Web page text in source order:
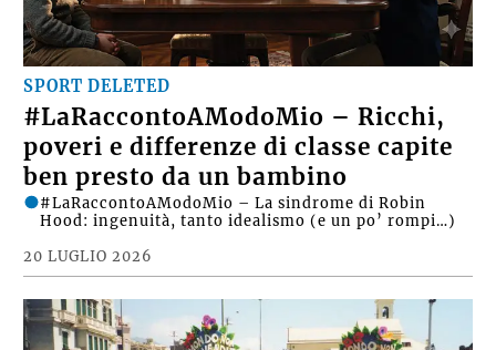
SPORT DELETED
#LaRaccontoAModoMio – Ricchi,
poveri e differenze di classe capite
ben presto da un bambino
20 LUGLIO 2026
#LaRaccontoAModoMio – La sindrome di Robin
Hood: ingenuità, tanto idealismo (e un po’ rompi…)